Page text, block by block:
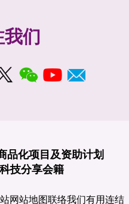
我们
品化项目及资助计划
科技分享会籍
网站地图联络我们有用连结